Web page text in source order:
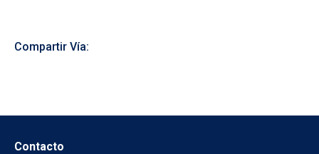
Compartir Vía:
Contacto